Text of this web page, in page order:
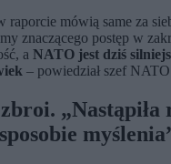
raporcie mówią same za
znaczącego postęp w
a NATO jest dziś
– powiedział szef
„Nastąpiła